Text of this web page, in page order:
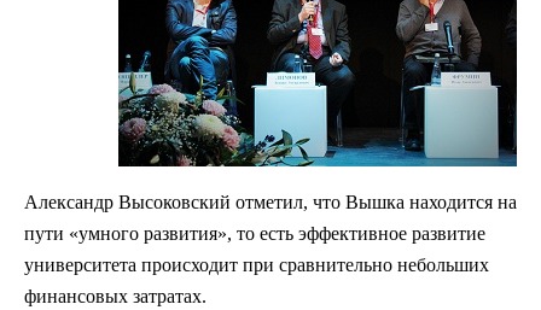
Александр Высоковский отметил, что Вышка находится на
пути «умного развития», то есть эффективное развитие
университета происходит при сравнительно небольших
финансовых затратах.